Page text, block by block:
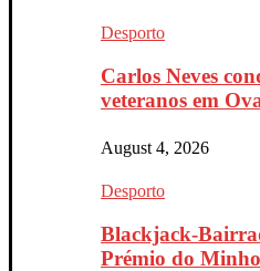
Desporto
Carlos Neves
veteranos em
August 4, 2026
Desporto
Blackjack-
Prémio do